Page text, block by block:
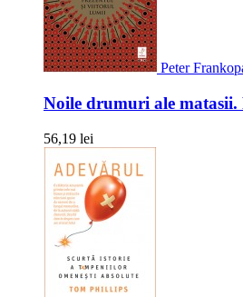
Peter
Noile drumuri ale matasii.
56,19 lei